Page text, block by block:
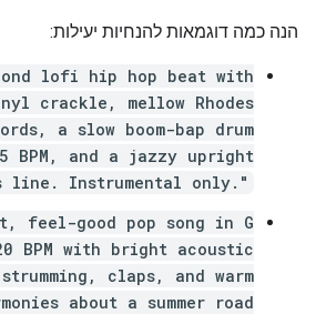
הנה כמה דוגמאות להנחיות יעילות:
lofi hip hop beat with
crackle, mellow Rhodes
a slow boom-bap drum
BPM, and a jazzy upright
line. Instrumental only."
feel-good pop song in G
BPM with bright acoustic
claps, and warm
about a summer road